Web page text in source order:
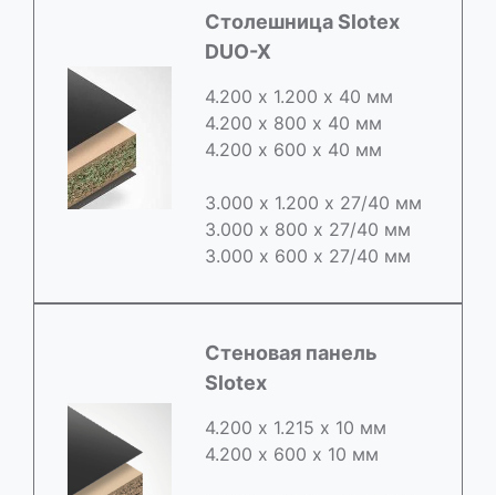
Cтолешница Slotex
DUO-X
4.200 х 1.200 х 40 мм
4.200 х 800 х 40 мм
4.200 х 600 х 40 мм
3.000 х 1.200 х 27/40 мм
3.000 х 800 х 27/40 мм
3.000 х 600 х 27/40 мм
Стеновая панель
Slotex
4.200 х 1.215 х 10 мм
4.200 х 600 х 10 мм